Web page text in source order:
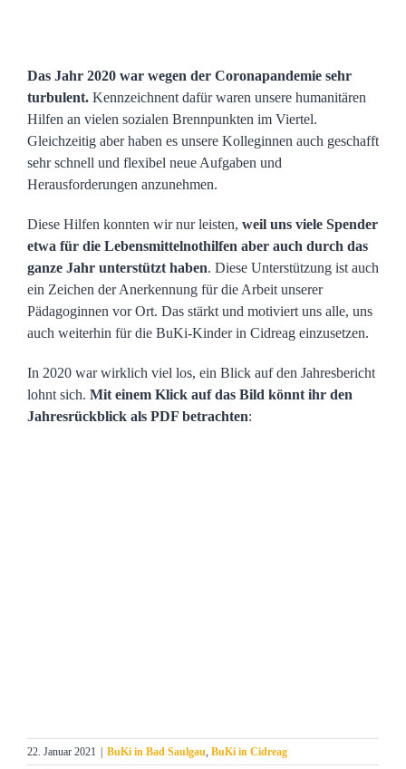
Das Jahr 2020 war wegen der Coronapandemie sehr
turbulent. Kennzeichnent dafür waren unsere humanitären
Hilfen an vielen sozialen Brennpunkten im Viertel.
Gleichzeitig aber haben es unsere Kolleginnen auch geschafft
sehr schnell und flexibel neue Aufgaben und
Herausforderungen anzunehmen.
Diese Hilfen konnten wir nur leisten, weil uns viele Spender
etwa für die Lebensmittelnothilfen aber auch durch das
ganze Jahr unterstützt haben. Diese Unterstützung ist auch
ein Zeichen der Anerkennung für die Arbeit unserer
Pädagoginnen vor Ort. Das stärkt und motiviert uns alle, uns
auch weiterhin für die BuKi-Kinder in Cidreag einzusetzen.
In 2020 war wirklich viel los, ein Blick auf den Jahresbericht
lohnt sich. Mit einem Klick auf das Bild könnt ihr den
Jahresrückblick als PDF betrachten:
22. Januar 2021 | BuKi in Bad Saulgau, BuKi in Cidreag